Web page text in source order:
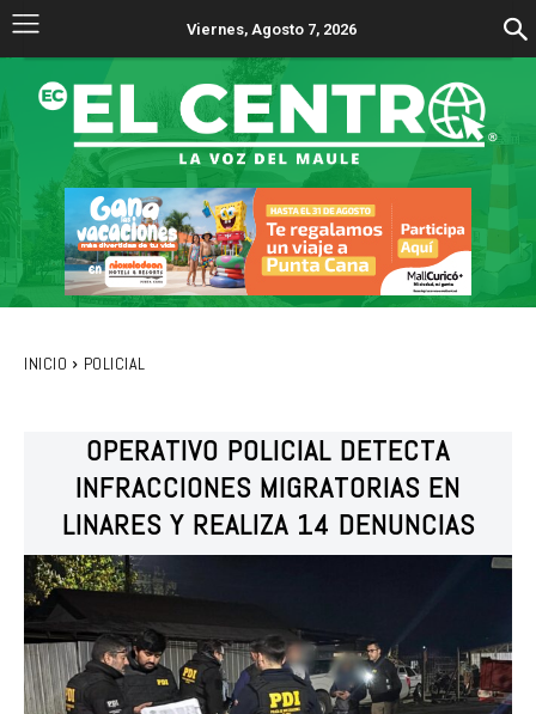
Viernes, Agosto 7, 2026
INICIO POLICIAL
OPERATIVO POLICIAL DETECTA
INFRACCIONES MIGRATORIAS EN
LINARES Y REALIZA 14 DENUNCIAS